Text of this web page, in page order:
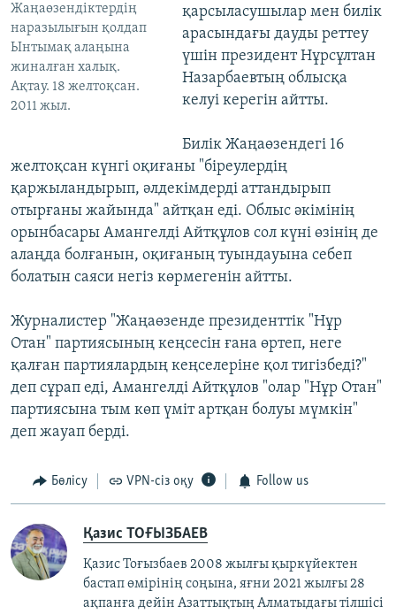
Жаңаөзендіктердің
наразылығын қолдап
Ынтымақ алаңына
жиналған халық.
Ақтау. 18 желтоқсан.
2011 жыл.
қарсыласушылар мен билік
арасындағы дауды реттеу
үшін президент Нұрсұлтан
Назарбаевтың облысқа
келуі керегін айтты.
Билік Жаңаөзендегі 16
желтоқсан күнгі оқиғаны "біреулердің
қаржыландырып, әлдекімдерді аттандырып
отырғаны жайында" айтқан еді. Облыс әкімінің
орынбасары Амангелді Айтқұлов сол күні өзінің де
алаңда болғанын, оқиғаның туындауына себеп
болатын саяси негіз көрмегенін айтты.
Журналистер "Жаңаөзенде президенттік "Нұр
Отан" партиясының кеңсесін ғана өртеп, неге
қалған партиялардың кеңселеріне қол тигізбеді?"
деп сұрап еді, Амангелді Айтқұлов "олар "Нұр Отан"
партиясына тым көп үміт артқан болуы мүмкін"
деп жауап берді.
Бөлісу VPN-сіз оқу Follow us
Қазис ТОҒЫЗБАЕВ
Қазис Тоғызбаев 2008 жылғы қыркүйектен
бастап өмірінің соңына, яғни 2021 жылғы 28
ақпанға дейін Азаттықтың Алматыдағы тілшісі